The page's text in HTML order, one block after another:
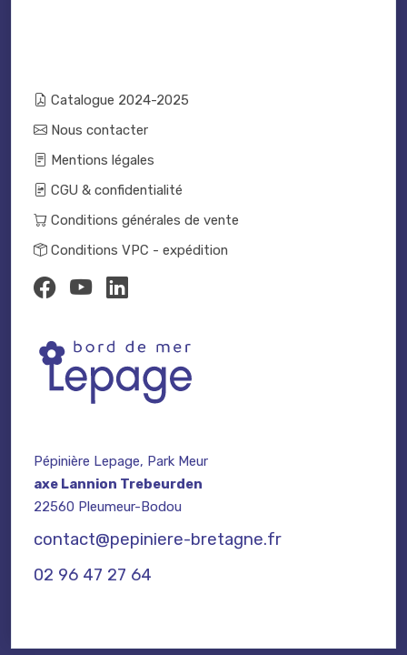
Catalogue 2024-2025
Nous contacter
Mentions légales
CGU & confidentialité
Conditions générales de vente
Conditions VPC - expédition
Pépinière Lepage, Park Meur
axe Lannion Trebeurden
22560 Pleumeur-Bodou
contact@pepiniere-bretagne.fr
02 96 47 27 64